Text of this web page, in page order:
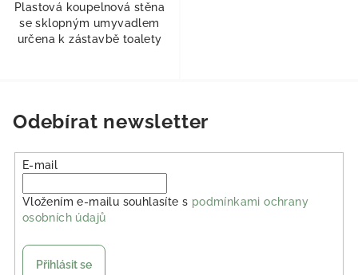
Plastová koupelnová stěna
se sklopným umyvadlem
určena k zástavbě toalety
Odebírat newsletter
E-mail
Vložením e-mailu souhlasíte s podmínkami ochrany
osobních údajů
Přihlásit se